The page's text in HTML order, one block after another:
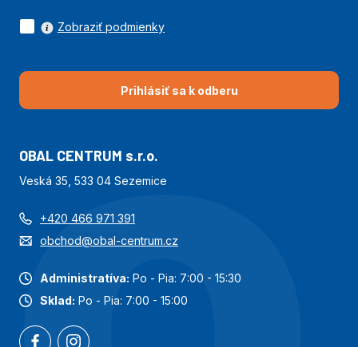
Prihlásiť sa k odberu
Zobraziť podmienky
OBAL CENTRUM s.r.o.
Veská 35, 533 04 Sezemice
+420 466 971 391
obchod@obal-centrum.cz
Administratíva: Po - Pia: 7:00 - 15:30
Sklad: Po - Pia: 7:00 - 15:00